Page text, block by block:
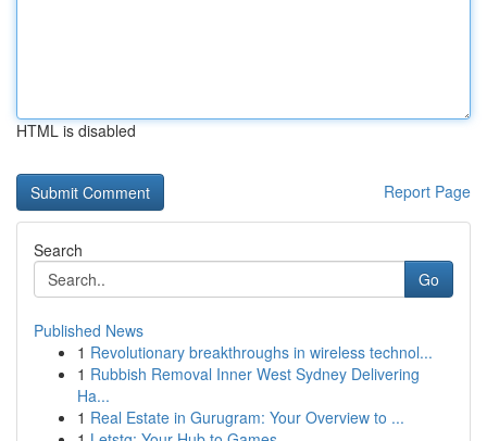
HTML is disabled
Report Page
Search
Go
Published News
1 Revolutionary breakthroughs in wireless technol...
1 Rubbish Removal Inner West Sydney Delivering
Ha...
1 Real Estate in Gurugram: Your Overview to ...